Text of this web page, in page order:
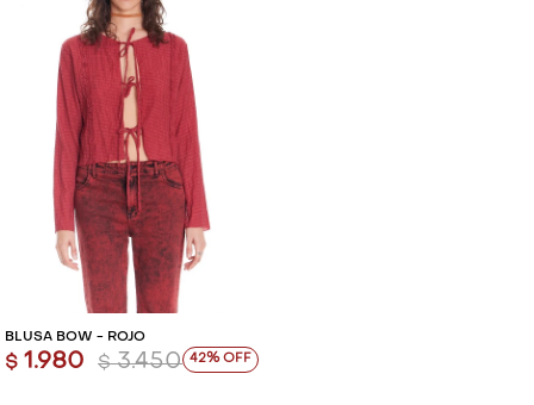
BLUSA BOW - ROJO
$ 1.980 $ 3.450 42